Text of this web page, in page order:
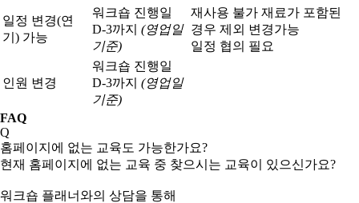
일정 변경(연
기) 가능
워크숍 진행일
D-3까지 (영업일
기준)
재사용 불가 재료가 포함된
경우 제외 변경가능
일정 협의 필요
인원 변경
워크숍 진행일
D-3까지 (영업일
기준)
FAQ
Q
홈페이지에 없는 교육도 가능한가요?
현재 홈페이지에 없는 교육 중 찾으시는 교육이 있으신가요?
워크숍 플래너와의 상담을 통해